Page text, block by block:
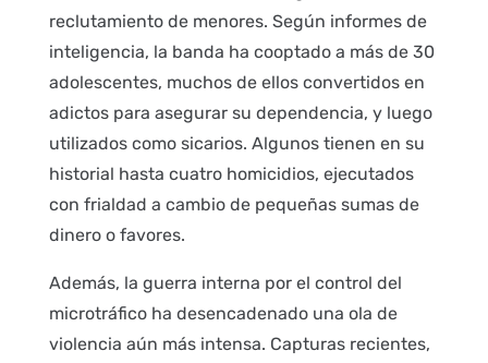
reclutamiento de menores. Según informes de
inteligencia, la banda ha cooptado a más de 30
adolescentes, muchos de ellos convertidos en
adictos para asegurar su dependencia, y luego
utilizados como sicarios. Algunos tienen en su
historial hasta cuatro homicidios, ejecutados
con frialdad a cambio de pequeñas sumas de
dinero o favores.
Además, la guerra interna por el control del
microtráfico ha desencadenado una ola de
violencia aún más intensa. Capturas recientes,